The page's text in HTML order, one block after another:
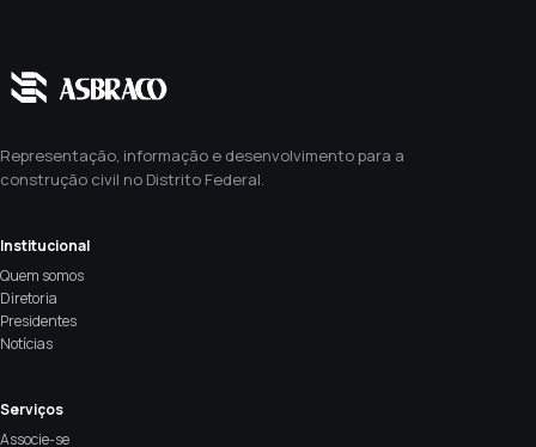
Representação, informação e desenvolvimento para a
construção civil no Distrito Federal.
Institucional
Quem somos
Diretoria
Presidentes
Notícias
Serviços
Associe-se